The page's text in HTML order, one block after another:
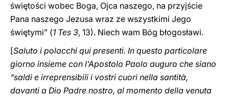
świętości wobec Boga, Ojca naszego, na przyjście
Pana naszego Jezusa wraz ze wszystkimi Jego
świętymi” (1 Tes 3, 13). Niech wam Bóg błogosławi.
[Saluto i polacchi qui presenti. In questo particolare
giorno insieme con l’Apostolo Paolo auguro che siano
“saldi e irreprensibili i vostri cuori nella santità,
davanti a Dio Padre nostro, al momento della venuta